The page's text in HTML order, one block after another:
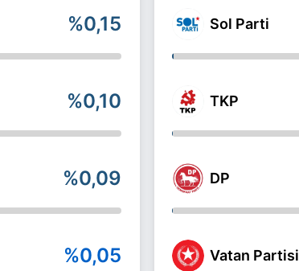
%0,15
%0,10
%0,09
%0,05
Sol Parti
TKP
DP
Vatan Partisi